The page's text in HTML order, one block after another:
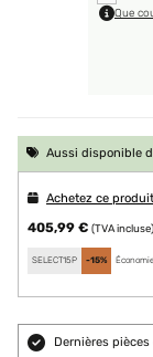
Que
Aussi disponible
Achetez ce
405,99 € (TVA incluse)
SELECT15P -15%
Dernières pièces